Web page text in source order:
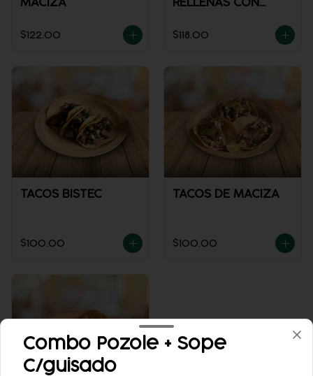
MACIZA
$122.00
RELLENAS CON
$118.00
TACOS BISTEC
$100.00
TACOS DE MACIZA
$100.00
Combo Pozole + Sope
C/guisado